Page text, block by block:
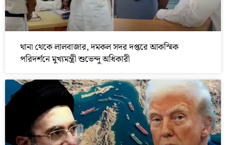
থানা থেকে লালবাজার, দমকল সদর দপ্তরে আকস্মিক
পরিদর্শনে মুখ্যমন্ত্রী শুভেন্দু অধিকারী